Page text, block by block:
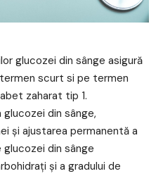
glucozei din sânge asigură
scurt si pe termen
zaharat tip 1.
din sânge,
și ajustarea permanentă a
din sânge
și a gradului de